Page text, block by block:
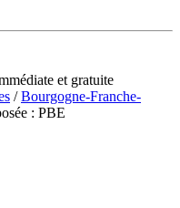
et gratuite
/Bourgogne-Franche-
: PBE